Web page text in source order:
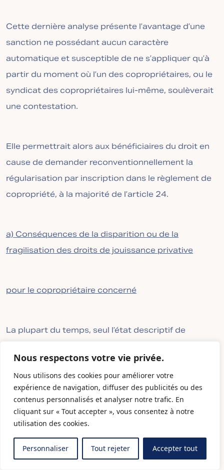
Nous respectons votre vie privée.
Nous utilisons des cookies pour améliorer votre
expérience de navigation, diffuser des publicités ou des
contenus personnalisés et analyser notre trafic. En
cliquant sur « Tout accepter », vous consentez à notre
utilisation des cookies.
Personnaliser Tout rejeter Accepter tout
Cette dernière analyse présente l’avantage d’une
sanction ne possédant aucun caractère
automatique et susceptible de ne s’appliquer qu’à
partir du moment où l’un des copropriétaires, ou le
syndicat des copropriétaires lui-même, soulèverait
une contestation.
Elle permettrait alors aux bénéficiaires du droit en
cause de demander reconventionnellement la
régularisation par inscription dans le règlement de
copropriété, à la majorité de l’article 24.
a) Conséquences de la disparition ou de la
fragilisation des droits de jouissance privative
pour le copropriétaire concerné
La plupart du temps, seul l’état descriptif de
des parties communes (cours, jardins, terrasses ou
emplacements de stationnement).
Ce droit n’est généralement pas repris dans le
règlement de copropriété lui-même.